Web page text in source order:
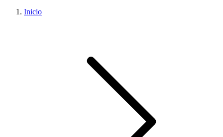
Inicio